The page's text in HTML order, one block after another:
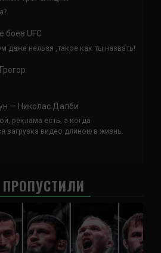
боев UFC
даже нельзя ,такое как ты назвать!
— Николас Далби
реклама есть, а когда
загрузка видео длиною в жизнь.